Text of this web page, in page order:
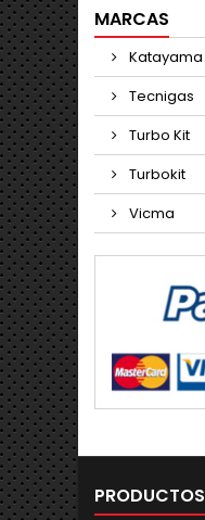
MARCAS
Katayama
Tecnigas
Turbo Kit
Turbokit
Vicma
PRODUCTOS